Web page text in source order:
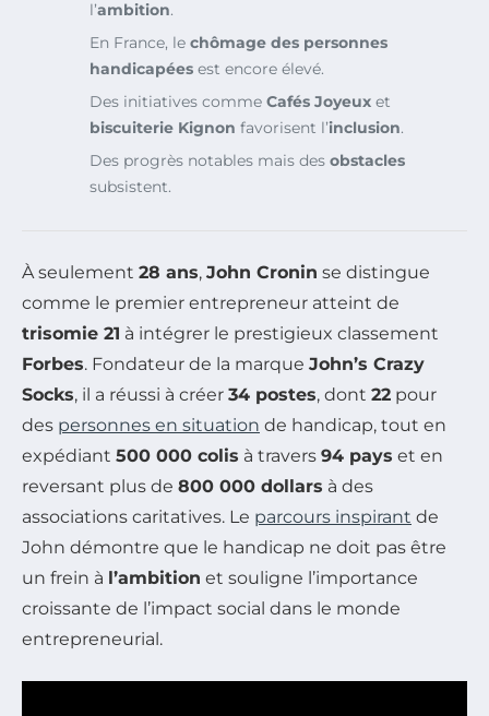
l’ambition.
En France, le chômage des personnes
handicapées est encore élevé.
Des initiatives comme Cafés Joyeux et
biscuiterie Kignon favorisent l’inclusion.
Des progrès notables mais des obstacles
subsistent.
À seulement 28 ans, John Cronin se distingue
comme le premier entrepreneur atteint de
trisomie 21 à intégrer le prestigieux classement
Forbes. Fondateur de la marque John’s Crazy
Socks, il a réussi à créer 34 postes, dont 22 pour
des personnes en situation de handicap, tout en
expédiant 500 000 colis à travers 94 pays et en
reversant plus de 800 000 dollars à des
associations caritatives. Le parcours inspirant de
John démontre que le handicap ne doit pas être
un frein à l’ambition et souligne l’importance
croissante de l’impact social dans le monde
entrepreneurial.